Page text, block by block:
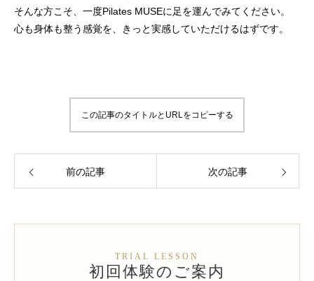
そんな方こそ、一度Pilates MUSEに足を運んでみてください。
心も身体も整う感覚を、きっと実感していただけるはずです。
この記事のタイトルとURLをコピーする
前の記事 次の記事
TRIAL LESSON
初回体験のご案内